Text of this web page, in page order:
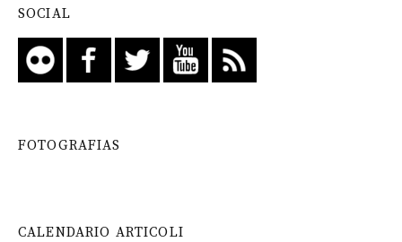
SOCIAL
FOTOGRAFIAS
CALENDARIO ARTICOLI